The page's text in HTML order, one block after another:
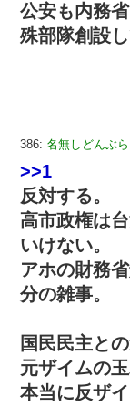
公安も内務
殊部隊創設
386: 名無しどんぶら
>>1
反対する。
高市政権は
いけない。
アホの財務
分の雑事。
国民民主と
元ザイムの
本当に反ザ